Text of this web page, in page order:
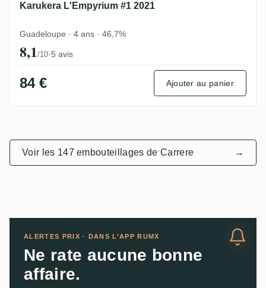
Karukera L'Empyrium #1 2021
Guadeloupe · 4 ans · 46,7%
8,1/10·5 avis
84 € Ajouter au panier
Voir les 147 embouteillages de Carrere →
ALERTES PRIX · DANS L’APP RUMX
Ne rate aucune bonne
affaire.